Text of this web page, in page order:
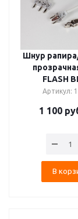
Шнур
FLASH
Артикул:
1 100
В